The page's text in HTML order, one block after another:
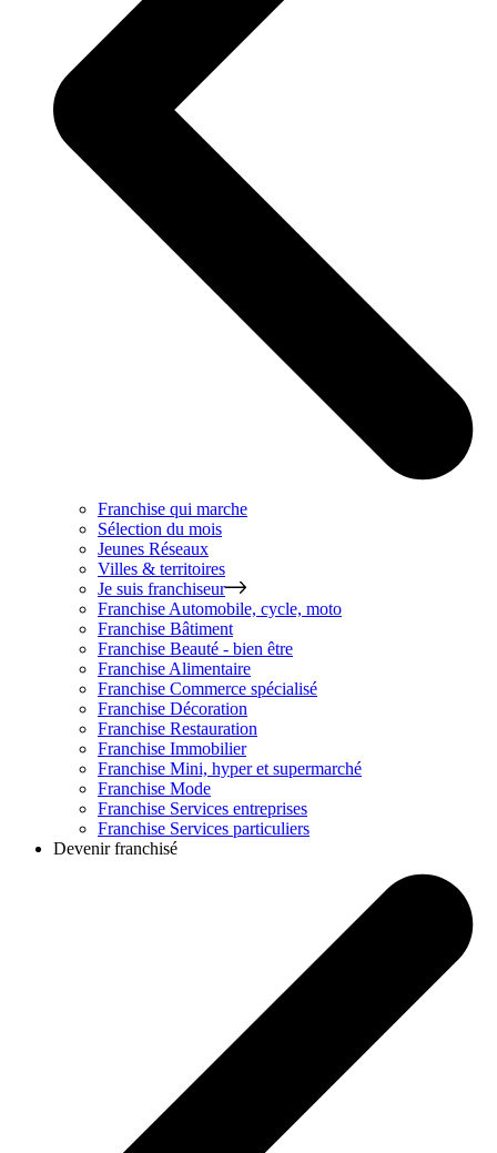
Franchise qui marche
Sélection du mois
Jeunes Réseaux
Villes & territoires
Je suis franchiseur
Franchise Automobile, cycle, moto
Franchise Bâtiment
Franchise Beauté - bien être
Franchise Alimentaire
Franchise Commerce spécialisé
Franchise Décoration
Franchise Restauration
Franchise Immobilier
Franchise Mini, hyper et supermarché
Franchise Mode
Franchise Services entreprises
Franchise Services particuliers
Devenir franchisé